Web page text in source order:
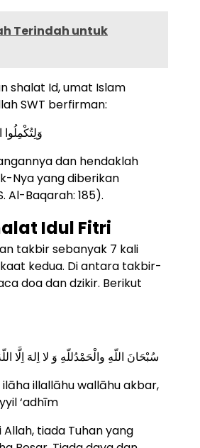
Terindah untuk
shalat Id, umat Islam
SWT berfirman:
dan hendaklah
Nya yang diberikan
Al-Baqarah: 185).
Idul Fitri
takbir sebanyak 7 kali
kedua. Di antara takbir-
doa dan dzikir. Berikut
سُبْحَانَ اللّهِ والْحَمْدُللّهِ وَ لا اِلهَ اِلَّا
illallāhu wallāhu akbar,
‘adhīm
Allah, tiada Tuhan yang